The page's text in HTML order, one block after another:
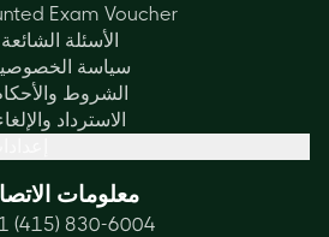
Exam Voucher
الأسئلة الشائعة
سياسة
الشروط
الاسترداد
معلومات
(415) 830-6004